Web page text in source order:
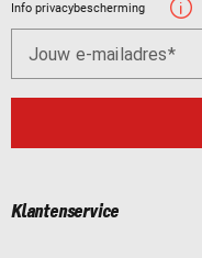
Info privacybescherming
Jouw e-mailadres
Klantenservice